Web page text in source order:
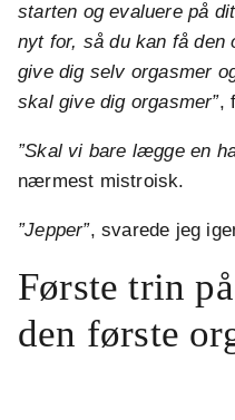
starten og evaluere på
nyt for, så du kan få
give dig selv orgasmer
skal give dig orgasmer”,
”Skal vi bare lægge en
nærmest mistroisk.
”Jepper”, svarede jeg
Første trin
den første